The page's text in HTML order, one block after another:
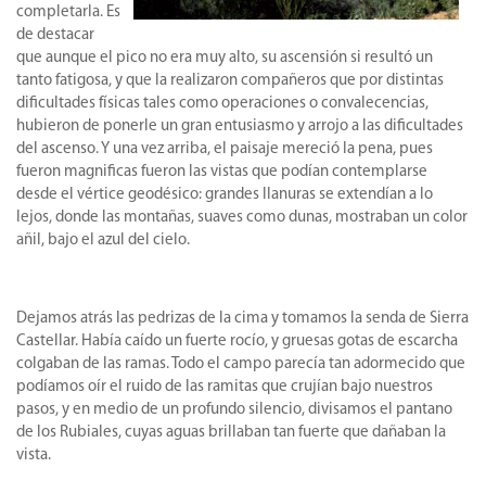
completarla. Es
de destacar
que aunque el pico no era muy alto, su ascensión si resultó un
tanto fatigosa, y que la realizaron compañeros que por distintas
dificultades físicas tales como operaciones o convalecencias,
hubieron de ponerle un gran entusiasmo y arrojo a las dificultades
del ascenso. Y una vez arriba, el paisaje mereció la pena, pues
fueron magnificas fueron las vistas que podían contemplarse
desde el vértice geodésico: grandes llanuras se extendían a lo
lejos, donde las montañas, suaves como dunas, mostraban un color
añil, bajo el azul del cielo.
Dejamos atrás las pedrizas de la cima y tomamos la senda de Sierra
Castellar. Había caído un fuerte rocío, y gruesas gotas de escarcha
colgaban de las ramas. Todo el campo parecía tan adormecido que
podíamos oír el ruido de las ramitas que crujían bajo nuestros
pasos, y en medio de un profundo silencio, divisamos el pantano
de los Rubiales, cuyas aguas brillaban tan fuerte que dañaban la
vista.